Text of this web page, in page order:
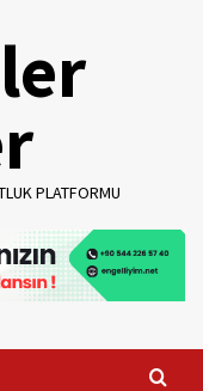
PLATFORMU